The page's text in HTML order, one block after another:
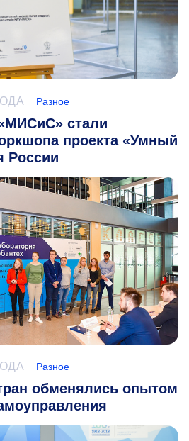
Разное
стали
проекта «Умный
России
Разное
обменялись опытом